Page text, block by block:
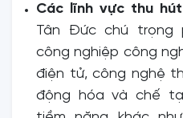
Các lĩnh vực thu
Tân Đức chú trọng
công nghiệp công
điện tử, công nghệ
động hóa và chế